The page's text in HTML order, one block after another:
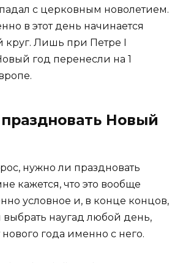
с церковным новолетием.
в этот день начинается
круг. Лишь при Петре I
год перенесли на 1
Новый
нужно ли праздновать
кажется, что это вообще
условное и, в конце концов,
наугад любой день,
нового года именно с него.